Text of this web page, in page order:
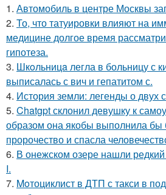
1. Автомобиль в центре Москвы
2. То, что татуировки влияют на
медицине долгое время
гипотеза.
3. Шкoльницa легла в больницу с
выписалась с вич и гепатитом с.
4. История земли: легенды о двух
5. Chatgpt склонил девушку к
образом она якобы выполнила бы
пророчество и спасла
6. В онежском озере нашли
I.
7. Moтоциклист в ДТП с такси в